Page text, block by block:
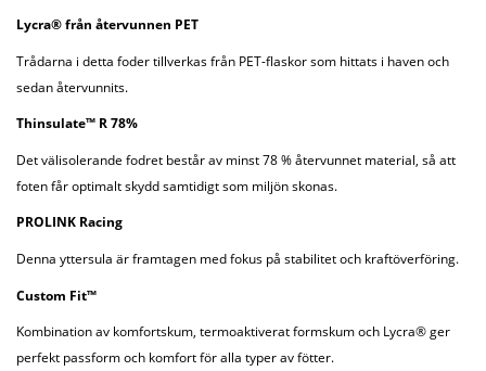
Lycra® från återvunnen PET
Trådarna i detta foder tillverkas från PET-flaskor som hittats i haven och
sedan återvunnits.
Thinsulate™ R 78%
Det välisolerande fodret består av minst 78 % återvunnet material, så att
foten får optimalt skydd samtidigt som miljön skonas.
PROLINK Racing
Denna yttersula är framtagen med fokus på stabilitet och kraftöverföring.
Custom Fit™
Kombination av komfortskum, termoaktiverat formskum och Lycra® ger
perfekt passform och komfort för alla typer av fötter.